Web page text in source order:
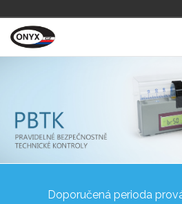
Skip
content
Doporučená perioda